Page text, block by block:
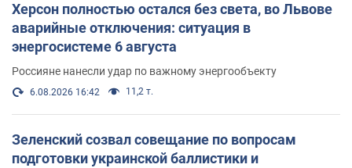
Херсон полностью остался без света, во Львове
аварийные отключения: ситуация в
энергосистеме 6 августа
Россияне нанесли удар по важному энергообъекту
6.08.2026 16:42 11,2 т.
Зеленский созвал совещание по вопросам
подготовки украинской баллистики и